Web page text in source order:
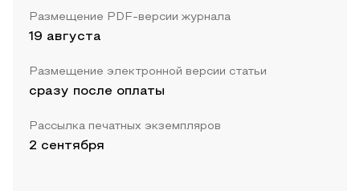
Размещение PDF-версии журнала
19 августа
Размещение электронной версии статьи
сразу после оплаты
Рассылка печатных экземпляров
2 сентября